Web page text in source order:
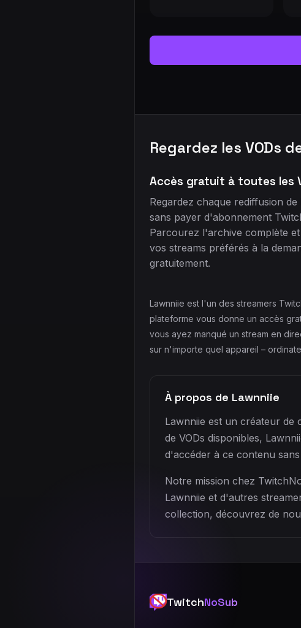
Regardez les VODs
Accès gratuit à toutes les
Regardez chaque rediffusion de
sans payer d'abonnement
Parcourez l'archive complète
vos streams préférés à la
gratuitement.
Lawnniie est l'un des streamers
plateforme vous donne un accès
vous ayez manqué un stream en
sur n'importe quel appareil –
À propos de Lawnniie
Lawnniie est un créateur de
de VODs disponibles,
d'accéder à ce contenu
Notre mission chez
Lawnniie et d'autres
collection, découvrez de
TwitchNoSub